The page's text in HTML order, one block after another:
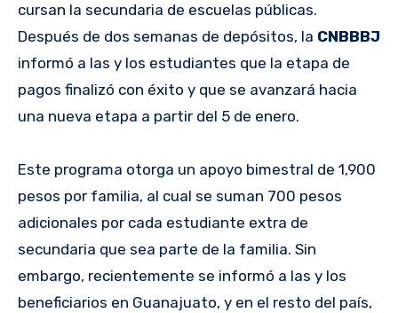
cursan la secundaria de escuelas públicas.
Después de dos semanas de depósitos, la CNBBBJ
informó a las y los estudiantes que la etapa de
pagos finalizó con éxito y que se avanzará hacia
una nueva etapa a partir del 5 de enero.
Este programa otorga un apoyo bimestral de 1,900
pesos por familia, al cual se suman 700 pesos
adicionales por cada estudiante extra de
secundaria que sea parte de la familia. Sin
embargo, recientemente se informó a las y los
beneficiarios en Guanajuato, y en el resto del país,